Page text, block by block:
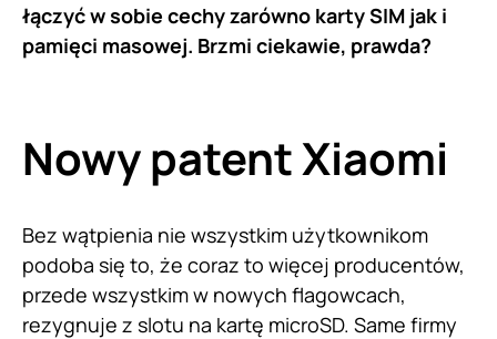
łączyć w sobie cechy zarówno karty SIM jak i
pamięci masowej. Brzmi ciekawie, prawda?
Nowy patent Xiaomi
Bez wątpienia nie wszystkim użytkownikom
podoba się to, że coraz to więcej producentów,
przede wszystkim w nowych flagowcach,
rezygnuje z slotu na kartę microSD. Same firmy